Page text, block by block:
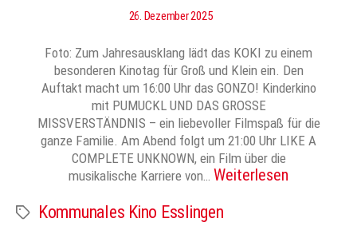
26. Dezember 2025
Foto: Zum Jahresausklang lädt das KOKI zu einem
besonderen Kinotag für Groß und Klein ein. Den
Auftakt macht um 16:00 Uhr das GONZO! Kinderkino
mit PUMUCKL UND DAS GROSSE
MISSVERSTÄNDNIS – ein liebevoller Filmspaß für die
ganze Familie. Am Abend folgt um 21:00 Uhr LIKE A
COMPLETE UNKNOWN, ein Film über die
musikalische Karriere von… Weiterlesen
Schlagwörter
Kommunales Kino Esslingen